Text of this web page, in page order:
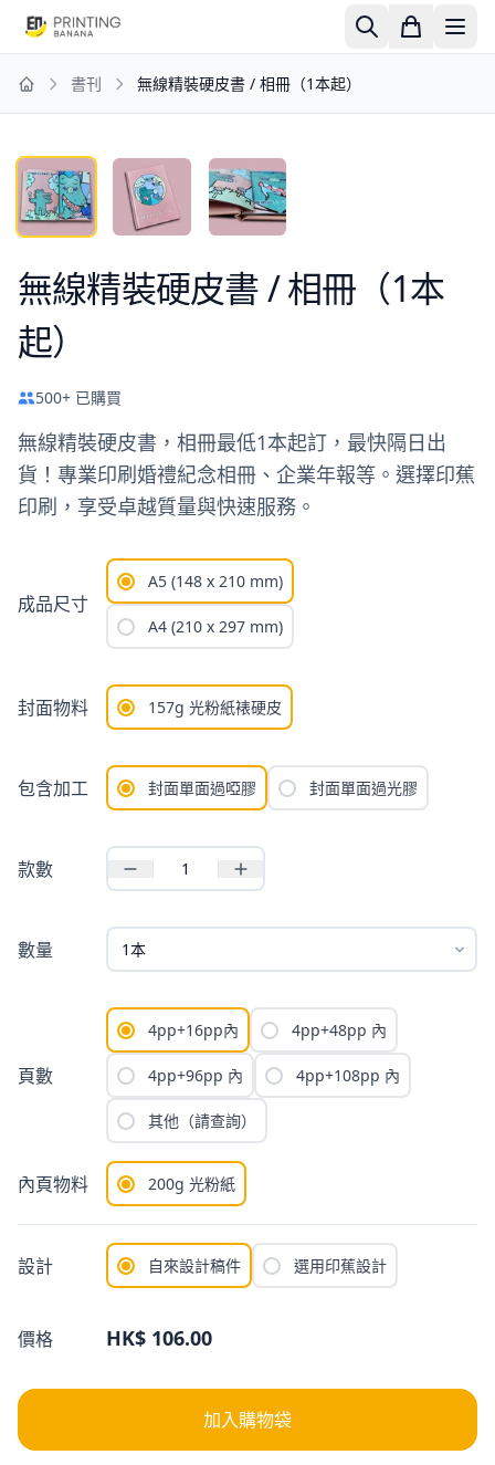
Home 書刊 無線精裝硬皮書 / 相冊（1本起）
無線精裝硬皮書 / 相冊（1本
起）
500+ 已購買
無線精裝硬皮書，相冊最低1本起訂，最快隔日出
貨！專業印刷婚禮紀念相冊、企業年報等。選擇印蕉
印刷，享受卓越質量與快速服務。
成品尺寸
A5 (148 x 210 mm)
A4 (210 x 297 mm)
封面物料 157g 光粉紙裱硬皮
包含加工 封面單面過啞膠 封面單面過光膠
款數
數量
頁數
4pp+16pp內 4pp+48pp 內
4pp+96pp 內 4pp+108pp 內
其他（請查詢）
內頁物料 200g 光粉紙
設計 自來設計稿件 選用印蕉設計
價格 HK$ 106.00
加入購物袋